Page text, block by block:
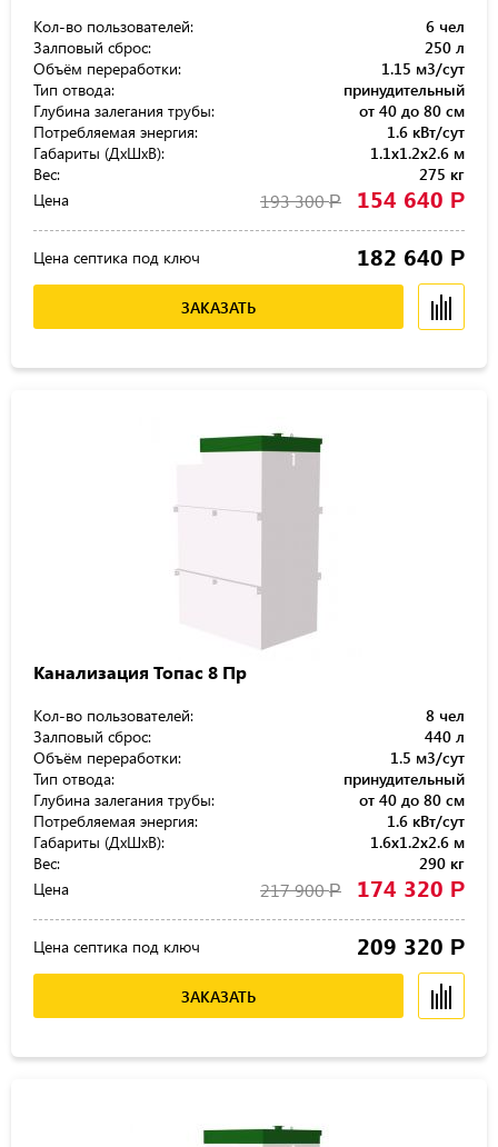
Кол-во пользователей:
6 чел
Залповый сброс:
250 л
Объём переработки:
1.15 м3/сут
Тип отвода:
принудительный
Глубина залегания трубы:
от 40 до 80 см
Потребляемая энергия:
1.6 кВт/сут
Габариты (ДхШхВ):
1.1x1.2x2.6 м
Вес:
275 кг
Цена
193 300Р 154 640 Р
Цена септика под ключ 182 640 Р
ЗАКАЗАТЬ
Канализация Топас 8 Пр
Кол-во пользователей:
8 чел
Залповый сброс:
440 л
Объём переработки:
1.5 м3/сут
Тип отвода:
принудительный
Глубина залегания трубы:
от 40 до 80 см
Потребляемая энергия:
1.6 кВт/сут
Габариты (ДхШхВ):
1.6x1.2x2.6 м
Вес:
290 кг
Цена
217 900Р 174 320 Р
Цена септика под ключ 209 320 Р
ЗАКАЗАТЬ